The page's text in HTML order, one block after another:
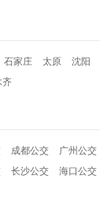
石家庄 太原 沈阳
齐
成都公交 广州公交
长沙公交 海口公交